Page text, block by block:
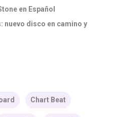
en Español
nuevo disco en camino y
Chart Beat